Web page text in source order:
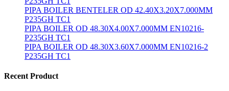
PIPA BOILER BENTELER OD 42.40X3.20X7.000MM
P235GH TC1
PIPA BOILER OD 48.30X4.00X7.000MM EN10216-
P235GH TC1
PIPA BOILER OD 48.30X3.60X7.000MM EN10216-2
P235GH TC1
Recent Product